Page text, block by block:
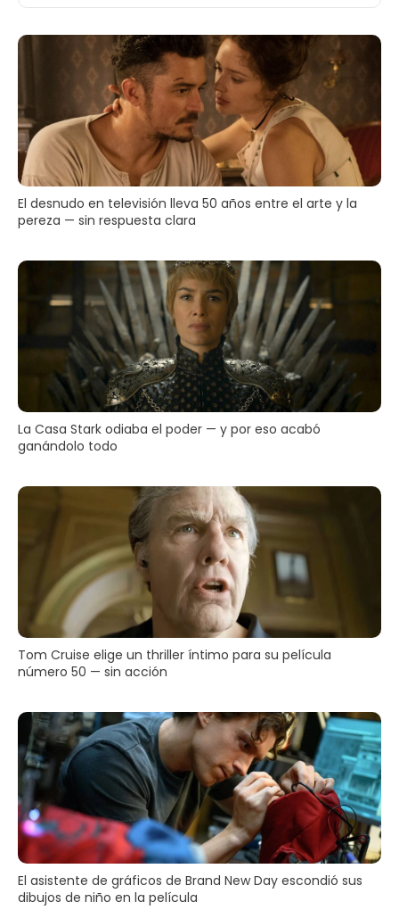
El desnudo en televisión lleva 50 años entre el arte y la
pereza — sin respuesta clara
La Casa Stark odiaba el poder — y por eso acabó
ganándolo todo
Tom Cruise elige un thriller íntimo para su película
número 50 — sin acción
El asistente de gráficos de Brand New Day escondió sus
dibujos de niño en la película